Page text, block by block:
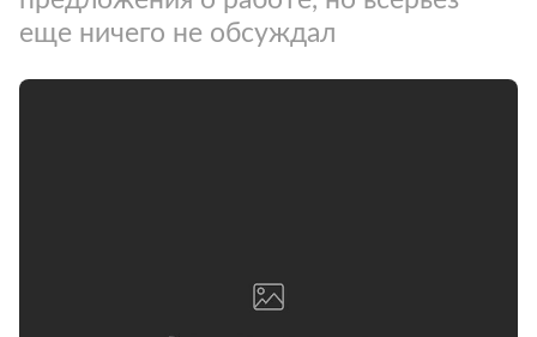
еще ничего не обсуждал